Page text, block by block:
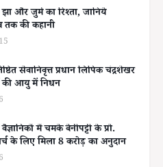
और जुर्म का रिश्ता, जानिये
की कहानी
सेवानिवृत्त प्रधान लिपिक चंद्रशेखर
की आयु में निधन
में चमके बेनीपट्टी के प्रो.
के लिए मिला 8 करोड़ का अनुदान